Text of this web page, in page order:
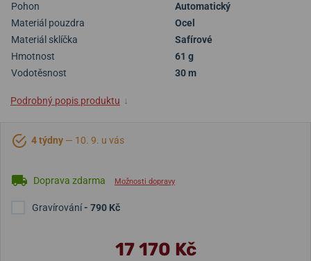
Pohon
Automatický
Materiál pouzdra
Ocel
Materiál sklíčka
Safírové
Hmotnost
61 g
Vodotěsnost
30 m
Podrobný popis produktu ↓
4 týdny — 10. 9. u vás
Doprava zdarma Možnosti dopravy
Gravírování- 790 Kč
17 170 Kč